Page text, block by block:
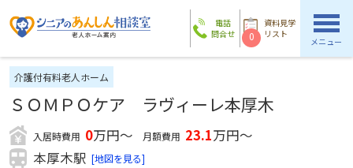
電話
問合せ
資料見学
リスト
0 メニュー
介護付有料老人ホーム
ＳＯＭＰＯケア ラヴィーレ本厚木
入居時費用 0万円～ 月額費用 23.1万円～
本厚木駅 [地図を見る]